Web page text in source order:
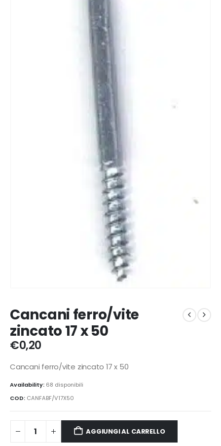
Cancani ferro/vite
zincato 17 x 50
€0,20
Cancani ferro/vite zincato 17 x 50
Availability: 68 disponibili
COD: CANFABF/V17X50
AGGIUNGI AL CARRELLO